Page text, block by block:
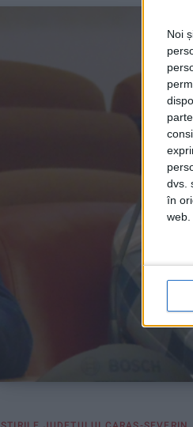
Noi
dvs.
în
web.